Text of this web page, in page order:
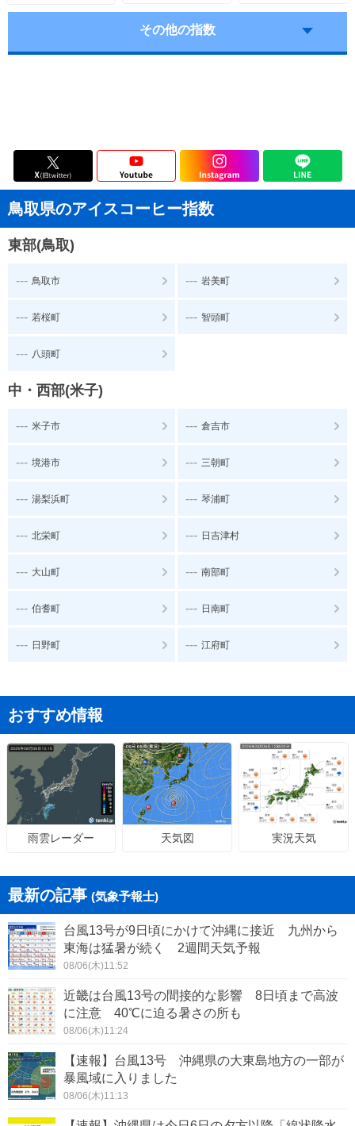
その他の指数
鳥取県のアイスコーヒー指数
東部(鳥取)
--- 鳥取市 --- 岩美町
--- 若桜町 --- 智頭町
--- 八頭町
中・西部(米子)
--- 米子市 --- 倉吉市
--- 境港市 --- 三朝町
--- 湯梨浜町 --- 琴浦町
--- 北栄町 --- 日吉津村
--- 大山町 --- 南部町
--- 伯耆町 --- 日南町
--- 日野町 --- 江府町
おすすめ情報
雨雲レーダー 天気図 実況天気
最新の記事 (気象予報士)
台風13号が9日頃にかけて沖縄に接近 九州から
東海は猛暑が続く 2週間天気予報
08/06(木)11:52
近畿は台風13号の間接的な影響 8日頃まで高波
に注意 40℃に迫る暑さの所も
08/06(木)11:24
【速報】台風13号 沖縄県の大東島地方の一部が
暴風域に入りました
08/06(木)11:13